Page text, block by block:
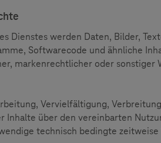
Dienstes werden Daten, Bilder,
Softwarecode und ähnliche
markenrechtlicher oder sonstiger
Vervielfältigung,
Inhalte über den vereinbarten
technisch bedingte